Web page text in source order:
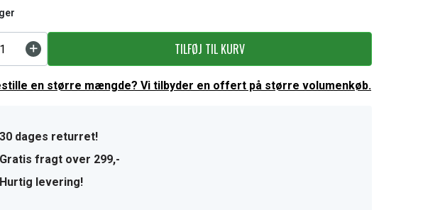
TILFØJ TIL KURV
en større mængde? Vi tilbyder en offert på større volumenkøb.
30 dages returret!
Gratis fragt over 299,-
Hurtig levering!